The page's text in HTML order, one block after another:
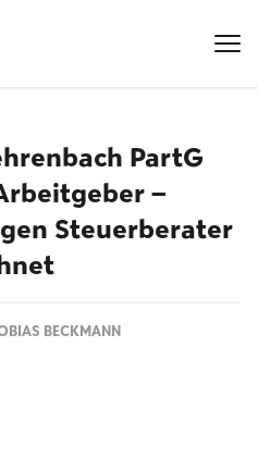
PartG
–
Steuerberater
BECKMANN